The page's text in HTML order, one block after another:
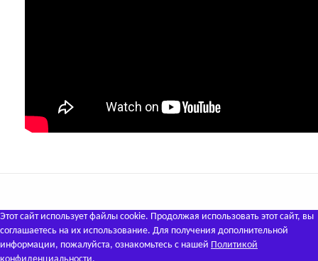
Этот сайт использует файлы cookie. Продолжая использовать этот сайт, вы
соглашаетесь на их использование. Для получения дополнительной
информации, пожалуйста, ознакомьтесь с нашей Политикой